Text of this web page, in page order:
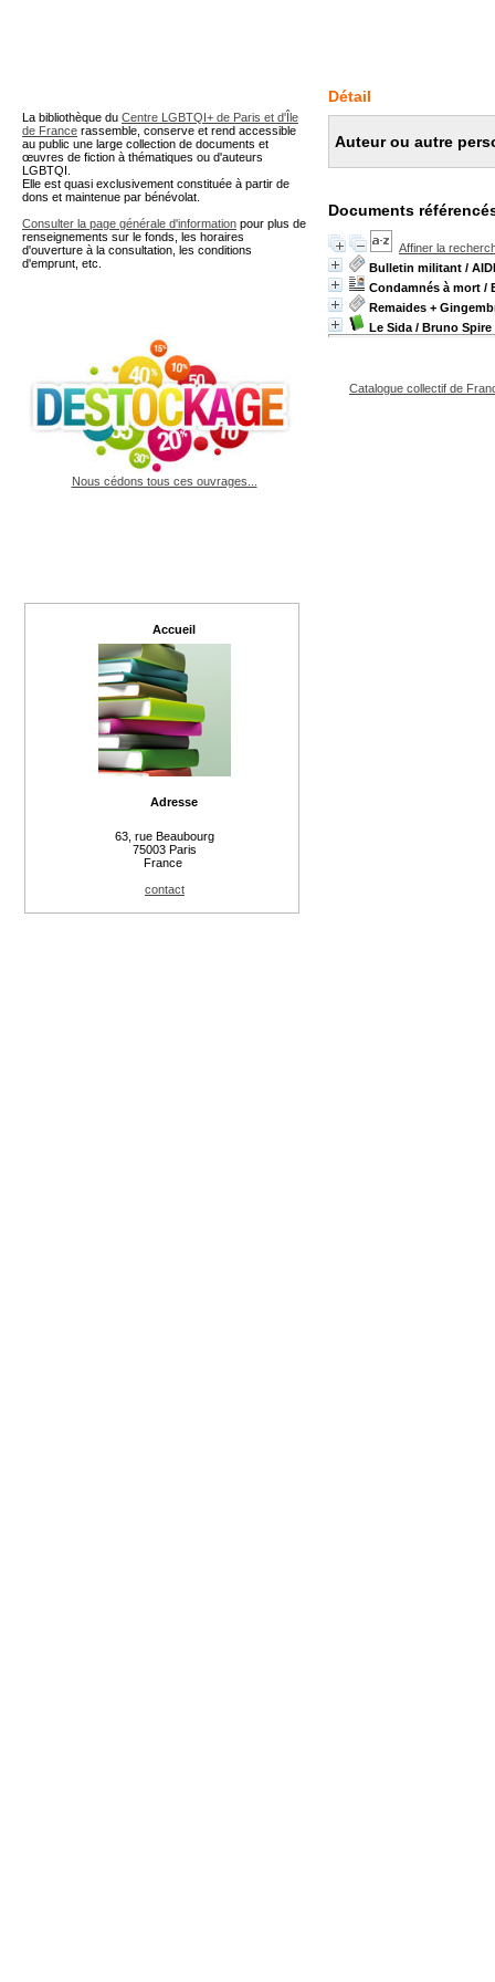
Détail
Auteur ou autre
Documents
Affiner la
Bulletin militant /
Condamnés à mort /
Remaides +
Le Sida / Bruno Spire
Catalogue collectif de
La bibliothèque du Centre LGBTQI+ de Paris et d'Île
de France rassemble, conserve et rend accessible
au public une large collection de documents et
œuvres de fiction à thématiques ou d'auteurs
LGBTQI.
Elle est quasi exclusivement constituée à partir de
dons et maintenue par bénévolat.
Consulter la page générale d'information pour plus de
renseignements sur le fonds, les horaires
d'ouverture à la consultation, les conditions
d'emprunt, etc.
Nous cédons tous ces ouvrages...
Accueil
Adresse
63, rue Beaubourg
75003 Paris
France
contact